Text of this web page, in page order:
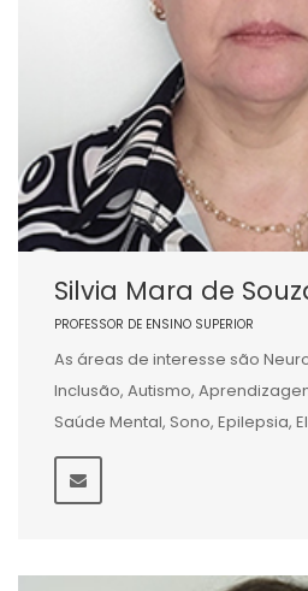
Silvia Mara de
PROFESSOR DE ENSINO SUPERIOR
As áreas de interesse são
Inclusão, Autismo,
Saúde Mental, Sono, Epilepsia,